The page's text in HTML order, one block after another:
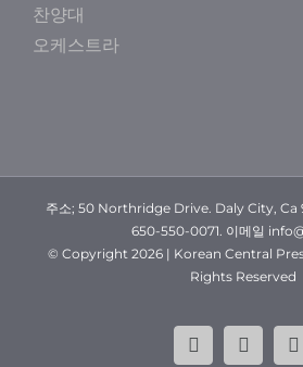
찬양대
오케스트라
주소; 50 Northridge Drive. Daly City, Ca
650-550-0071. 이메일
© Copyright 2026 | Korean Central
Rights Reserved
YouTube